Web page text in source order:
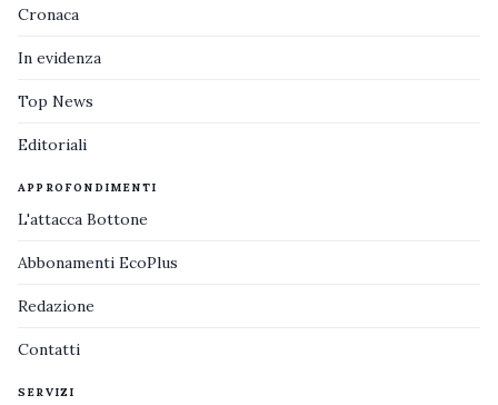
Cronaca
In evidenza
Top News
Editoriali
APPROFONDIMENTI
L'attacca Bottone
Abbonamenti EcoPlus
Redazione
Contatti
SERVIZI